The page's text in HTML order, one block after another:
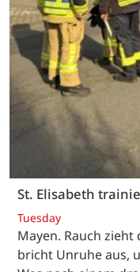
St. Elisabeth
Tuesday
Mayen. Rauch
bricht Unruhe aus,